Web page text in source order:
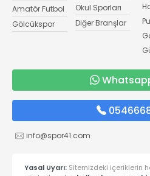
Amatör Futbol
Gölcükspor
Okul Sporları
Diğer Branşlar
info@spor41.com
Yasal Uyarı: Sitemizdeki içeriklerin